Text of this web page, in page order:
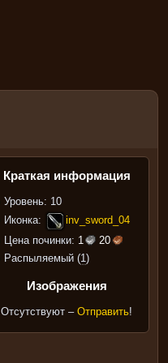
Краткая информация
Уровень: 10
Иконка:
inv_sword_04
Цена починки: 1
20
Распыляемый (1)
Изображения
Отсутствуют – Отправить!